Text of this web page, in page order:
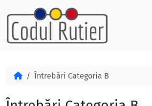
Skip to content
Skip to footer
AcasăÎntrebări Categoria B